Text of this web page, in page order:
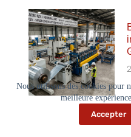
Nous utilisons des cookies pour
meilleure
Accepter